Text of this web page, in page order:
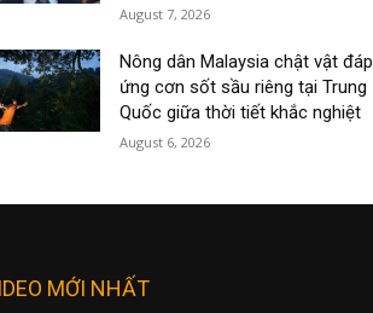
August 7, 2026
Nông dân Malaysia chật vật đáp
ứng cơn sốt sầu riêng tại Trung
Quốc giữa thời tiết khắc nghiệt
August 6, 2026
MỚI NHẤT